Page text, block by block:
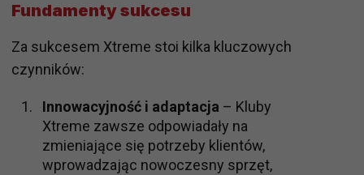
Fundamenty sukcesu
Za sukcesem Xtreme stoi kilka kluczowych
czynników:
Innowacyjność i adaptacja – Kluby
Xtreme zawsze odpowiadały na
zmieniające się potrzeby klientów,
wprowadzając nowoczesny sprzęt,